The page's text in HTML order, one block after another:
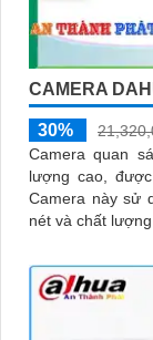
CAMERA
30%
Camera quan
lượng cao,
Camera này sử
nét và chất